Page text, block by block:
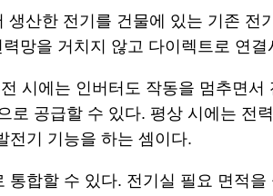
산한 전기를 건물에 있는 기존
망을 거치지 않고 다이렉트로 연
시에는 인버터도 작동을 멈추면
공급할 수 있다. 평상 시에는 전
전기 기능을 하는 셈이다.
합할 수 있다. 전기실 필요 면적